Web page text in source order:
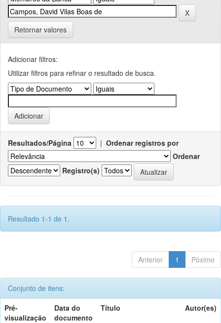
Retornar valores
Adicionar filtros:
Utilizar filtros para refinar o resultado de busca.
Resultados/Página | Ordenar registros por
Ordenar
Registro(s)
Resultado 1-1 de 1.
Anterior 1 Póximo
Conjunto de itens:
Pré-
visualização
Data do
documento
Título Autor(es)